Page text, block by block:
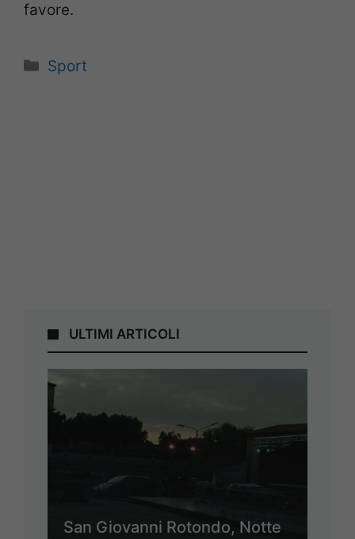
favore.
Categorie
Sport
ULTIMI ARTICOLI
San Giovanni Rotondo, Notte